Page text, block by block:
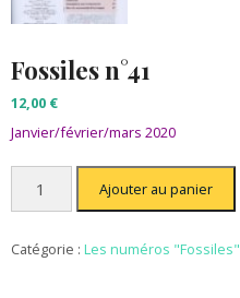
Fossiles n°41
12,00 €
Janvier/février/mars 2020
quantité
Fossiles
Ajouter au panier
Catégorie : Les numéros "Fossiles"